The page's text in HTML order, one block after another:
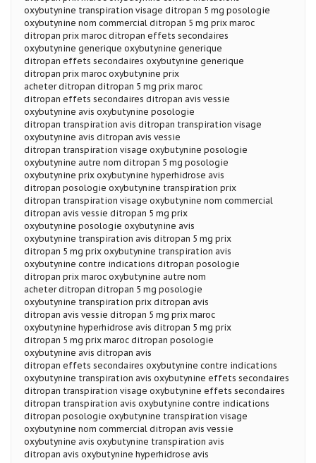
oxybutynine transpiration visage ditropan 5 mg posologie
oxybutynine nom commercial ditropan 5 mg prix maroc
ditropan prix maroc ditropan effets secondaires
oxybutynine generique oxybutynine generique
ditropan effets secondaires oxybutynine generique
ditropan prix maroc oxybutynine prix
acheter ditropan ditropan 5 mg prix maroc
ditropan effets secondaires ditropan avis vessie
oxybutynine avis oxybutynine posologie
ditropan transpiration avis ditropan transpiration visage
oxybutynine avis ditropan avis vessie
ditropan transpiration visage oxybutynine posologie
oxybutynine autre nom ditropan 5 mg posologie
oxybutynine prix oxybutynine hyperhidrose avis
ditropan posologie oxybutynine transpiration prix
ditropan transpiration visage oxybutynine nom commercial
ditropan avis vessie ditropan 5 mg prix
oxybutynine posologie oxybutynine avis
oxybutynine transpiration avis ditropan 5 mg prix
ditropan 5 mg prix oxybutynine transpiration avis
oxybutynine contre indications ditropan posologie
ditropan prix maroc oxybutynine autre nom
acheter ditropan ditropan 5 mg posologie
oxybutynine transpiration prix ditropan avis
ditropan avis vessie ditropan 5 mg prix maroc
oxybutynine hyperhidrose avis ditropan 5 mg prix
ditropan 5 mg prix maroc ditropan posologie
oxybutynine avis ditropan avis
ditropan effets secondaires oxybutynine contre indications
oxybutynine transpiration avis oxybutynine effets secondaires
ditropan transpiration visage oxybutynine effets secondaires
ditropan transpiration avis oxybutynine contre indications
ditropan posologie oxybutynine transpiration visage
oxybutynine nom commercial ditropan avis vessie
oxybutynine avis oxybutynine transpiration avis
ditropan avis oxybutynine hyperhidrose avis